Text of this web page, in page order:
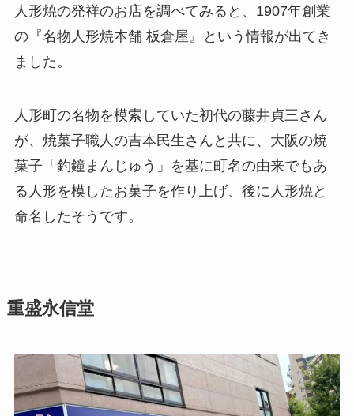
人形焼の発祥のお店を調べてみると、1907年創業
の『名物人形焼本舗 板倉屋』という情報が出てき
ました。
人形町の名物を模索していた初代の藤井貞三さん
が、焼菓子職人の吉本民生さんと共に、大阪の焼
菓子「釣鐘まんじゅう」を基に町名の由来でもあ
る人形を模したお菓子を作り上げ、後に人形焼と
命名したそうです。
重盛永信堂